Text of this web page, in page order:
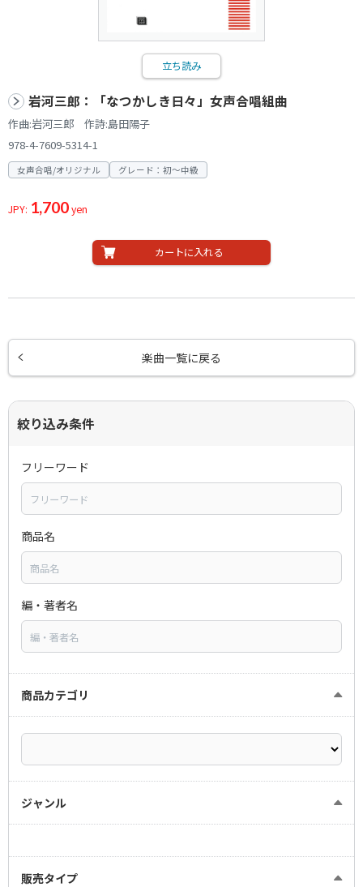
立ち読み
岩河三郎：「なつかしき日々」女声合唱組曲
作曲:岩河三郎 作詩:島田陽子
978-4-7609-5314-1
女声合唱/オリジナル グレード：初～中級
JPY: 1,700yen
カートに入れる
楽曲一覧に戻る
絞り込み条件
フリーワード
商品名
編・著者名
商品カテゴリ
ジャンル
販売タイプ